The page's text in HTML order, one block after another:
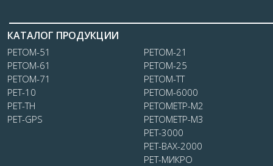
КАТАЛОГ ПРОДУКЦИИ
РЕТОМ-51
РЕТОМ-61
РЕТОМ-71
РЕТ-10
РЕТ-ТН
РЕТ-GPS
РЕТОМ-21
РЕТОМ-25
РЕТОМ-ТТ
РЕТОМ-6000
РЕТОМЕТР-М2
РЕТОМЕТР-М3
РЕТ-3000
РЕТ-ВАХ-2000
РЕТ-МИКРО